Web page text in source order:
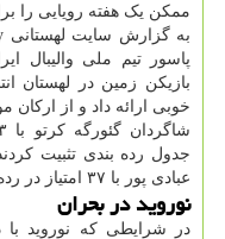
ممکن یک هفته رویایی را
پاسور تیم ملی والیبال
بازیکن زمین در لهستان
خوبی ارائه داد و از ارکان
جدول رده بندی تثبیت
عبادی پور با ۳۷ امتیاز در رده هشتم جدول رده بندی است.
نوروید در بحران
در شرایطی که نوروید با